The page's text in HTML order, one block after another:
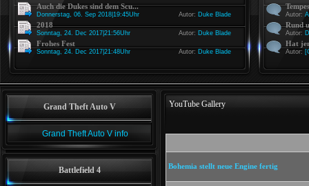
Auch die Dukes sind dem Scu...
Donnerstag, 06. Sep 2018|19:45Uhr Autor: Duke Blade
2018
Sonntag, 24. Dec 2017|21:56Uhr Autor: Duke Blade
Frohes Fest
Sonntag, 24. Dec 2017|21:48Uhr Autor: Duke Blade
Autor:
Rund
Autor:
Hat
Autor:
Grand Theft Auto V
Grand Theft Auto V info
Battlefield 4
YouTube Gallery
Bohemia stellt neue Engine fertig